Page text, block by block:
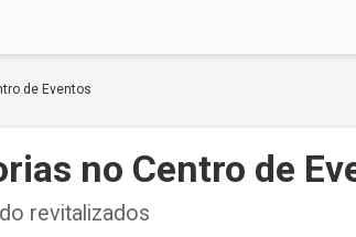
de Eventos
no Centro de
revitalizados